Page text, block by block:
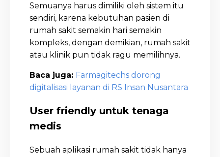
Semuanya harus dimiliki oleh sistem itu
sendiri, karena kebutuhan pasien di
rumah sakit semakin hari semakin
kompleks, dengan demikian, rumah sakit
atau klinik pun tidak ragu memilihnya.
Baca juga: Farmagitechs dorong
digitalisasi layanan di RS Insan Nusantara
User friendly untuk tenaga
medis
Sebuah aplikasi rumah sakit tidak hanya